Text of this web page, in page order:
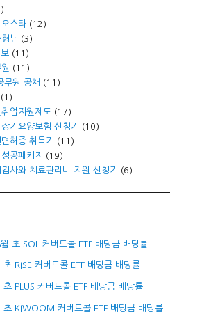
오스타(12)
님 (3)
(11)
(11)
무원 공채 (11)
(1)
업지원제도(17)
기요양보험 신청기
(10)
허증 취득기
(11)
공패키지
(19)
검사와 치료관리비 지원 신청기
(6)
초 SOL 커버드콜 ETF 배당금 배당률
RISE 커버드콜 ETF 배당금 배당률
PLUS 커버드콜 ETF 배당금 배당률
KIWOOM 커버드콜 ETF 배당금 배당률